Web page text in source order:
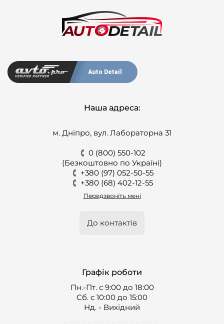
Auto Detail
Наша адреса:
м. Дніпро, вул. Лабораторна 31
0 (800) 550-102
(Безкоштовно по Україні)
+380 (97) 052-50-55
+380 (68) 402-12-55
Передзвоніть мені
До контактів
Графік роботи
Пн.-Пт. с 9:00 до 18:00
Cб. с 10:00 до 15:00
Нд. - Вихідний